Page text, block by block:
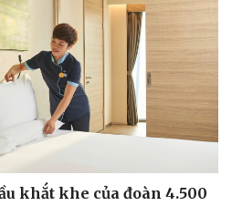
khắt khe của đoàn 4.500